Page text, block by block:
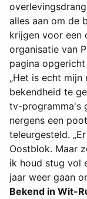
alles aan om de
krijgen voor een
organisatie van
pagina
„Het is echt mijn
bekendheid te
tv-programma's
nergens een
teleurgesteld.
Oostblok. Maar
ik houd stug vol
jaar weer gaan
Bekend in Wit-